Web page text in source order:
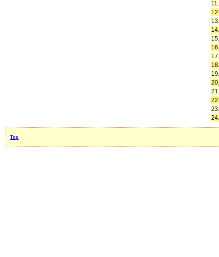
11.
12.
13.
14.
15.
16.
17.
18.
19.
20.
21.
22.
23.
24.
Top